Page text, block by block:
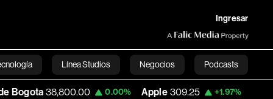
Ingresar
Línea Studios Negocios Podcasts
English0.00% Apple 309.25 +1.97% USD COP